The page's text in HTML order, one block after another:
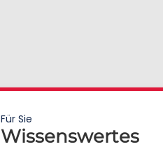
Für Sie
Wissenswertes